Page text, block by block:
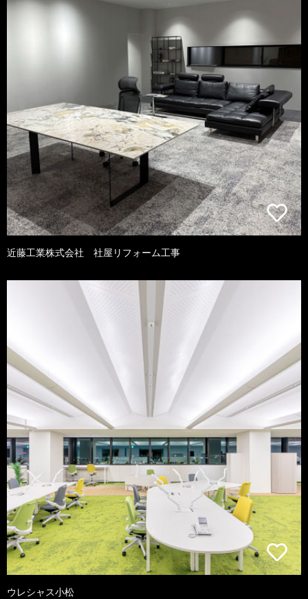
近藤工業株式会社 社屋リフォーム工事
ウレシャス小松